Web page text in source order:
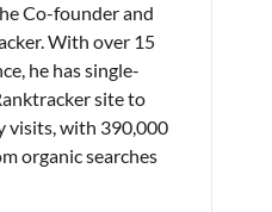
Co-founder and
With over 15
he has single-
site to
visits, with 390,000
organic searches